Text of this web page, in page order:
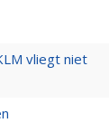
vliegt niet